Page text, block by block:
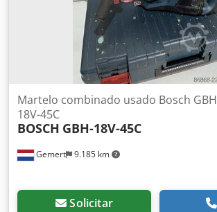
válvulas grossas e finas existentes.
Gemert 9.185 km
Martelo combinado usado Bosch GBH
18V-45C
BOSCH GBH-18V-45C
Solicitar